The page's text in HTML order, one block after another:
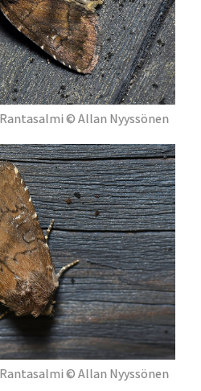
© Allan Nyyssönen
© Allan Nyyssönen